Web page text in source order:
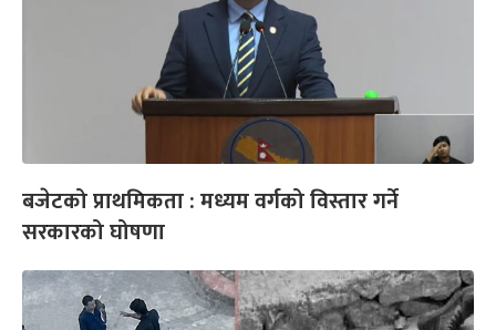
बजेटको प्राथमिकता : मध्यम वर्गको विस्तार गर्ने
सरकारको घोषणा